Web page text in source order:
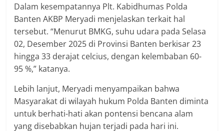
Dalam kesempatannya Plt. Kabidhumas Polda
Banten AKBP Meryadi menjelaskan terkait hal
tersebut. “Menurut BMKG, suhu udara pada Selasa
02, Desember 2025 di Provinsi Banten berkisar 23
hingga 33 derajat celcius, dengan kelembaban 60-
95 %,” katanya.
Lebih lanjut, Meryadi menyampaikan bahwa
Masyarakat di wilayah hukum Polda Banten diminta
untuk berhati-hati akan pontensi bencana alam
yang disebabkan hujan terjadi pada hari ini.